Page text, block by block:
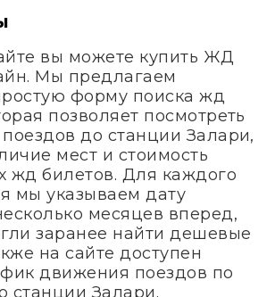
вы можете купить ЖД
Мы предлагаем
форму поиска жд
позволяет посмотреть
до станции Залари,
мест и стоимость
жд билетов. Для каждого
мы указываем дату
месяцев вперед,
заранее найти дешевые
на сайте доступен
движения поездов по
станции Залари.